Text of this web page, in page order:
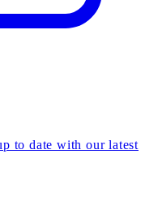
to date with our latest